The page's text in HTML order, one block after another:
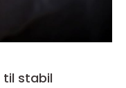
til stabil